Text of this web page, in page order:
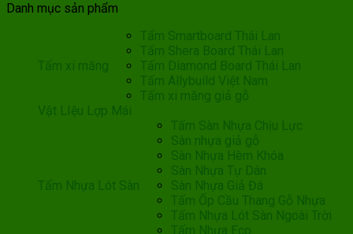
Danh mục sản phẩm
Tấm xi măng
Tấm Smartboard Thái Lan
Tấm Shera Board Thái Lan
Tấm Diamond Board Thái Lan
Tấm Allybuild Việt Nam
Tấm xi măng giả gỗ
Vật LIệu Lợp Mái
Tấm Nhựa Lót Sàn
Tấm Sàn Nhựa Chịu Lực
Sàn nhựa giả gỗ
Sàn Nhựa Hèm Khóa
Sàn Nhựa Tự Dán
Sàn Nhựa Giả Đá
Tấm Ốp Cầu Thang Gỗ Nhựa
Tấm Nhựa Lót Sàn Ngoài Trời
Tấm Nhựa Eco